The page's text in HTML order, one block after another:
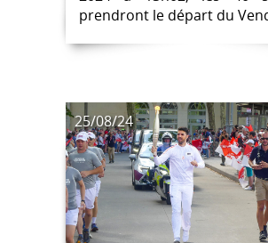
prendront le départ du
25/08/24